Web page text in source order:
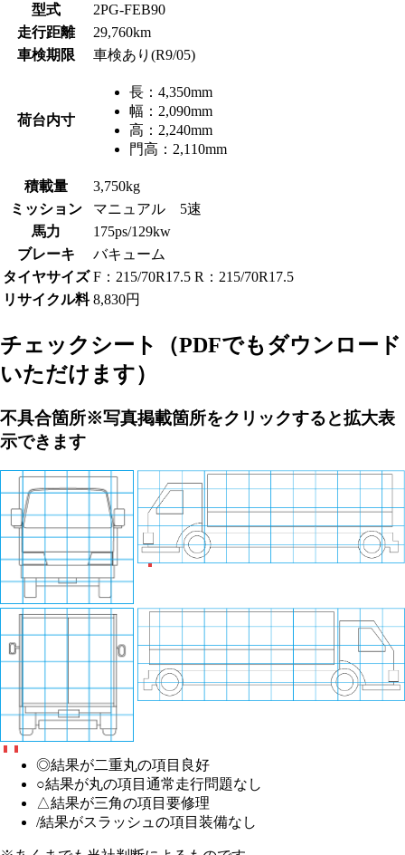
型式
2PG-FEB90
走行距離
29,760km
車検期限
車検あり(R9/05)
荷台内寸
長： 4,350mm
幅： 2,090mm
高： 2,240mm
門高： 2,110mm
積載量
3,750kg
ミッション
マニュアル 5速
馬力
175ps/129kw
ブレーキ
バキューム
タイヤサイズ F：215/70R17.5 R：215/70R17.5
リサイクル料 8,830円
チェックシート
（PDFでもダウンロード
いただけます）
不具合箇所※写真掲載箇所をクリックすると拡大表
示できます
◎結果が二重丸の項目 良好
○結果が丸の項目 通常走行問題なし
△結果が三角の項目 要修理
/結果がスラッシュの項目 装備なし